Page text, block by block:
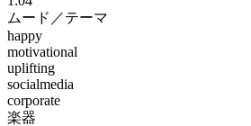
ムード／テーマ
happy
motivational
uplifting
socialmedia
corporate
楽器